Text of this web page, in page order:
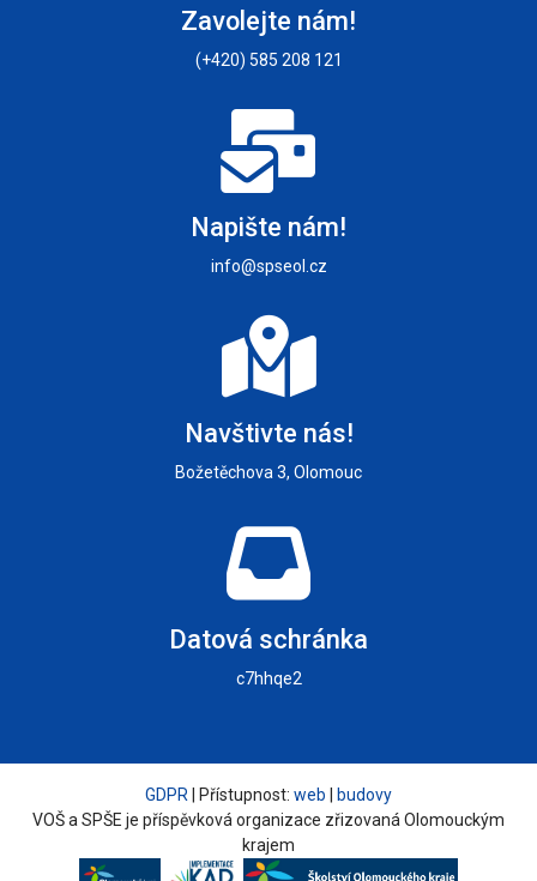
Zavolejte nám!
(+420) 585 208 121
Napište nám!
info@spseol.cz
Navštivte nás!
Božetěchova 3, Olomouc
Datová schránka
c7hhqe2
VOŠ a SPŠE je příspěvková organizace zřizovaná Olomouckým
krajem
GDPR | Přístupnost: web budovy